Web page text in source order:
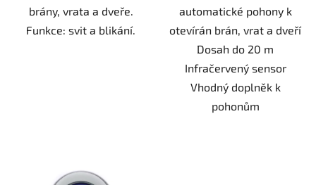
brány, vrata a dveře.
Funkce: svit a blikání.
automatické pohony k
otevírán brán, vrat a dveří
Dosah do 20 m
Infračervený sensor
Vhodný doplněk k
pohonům